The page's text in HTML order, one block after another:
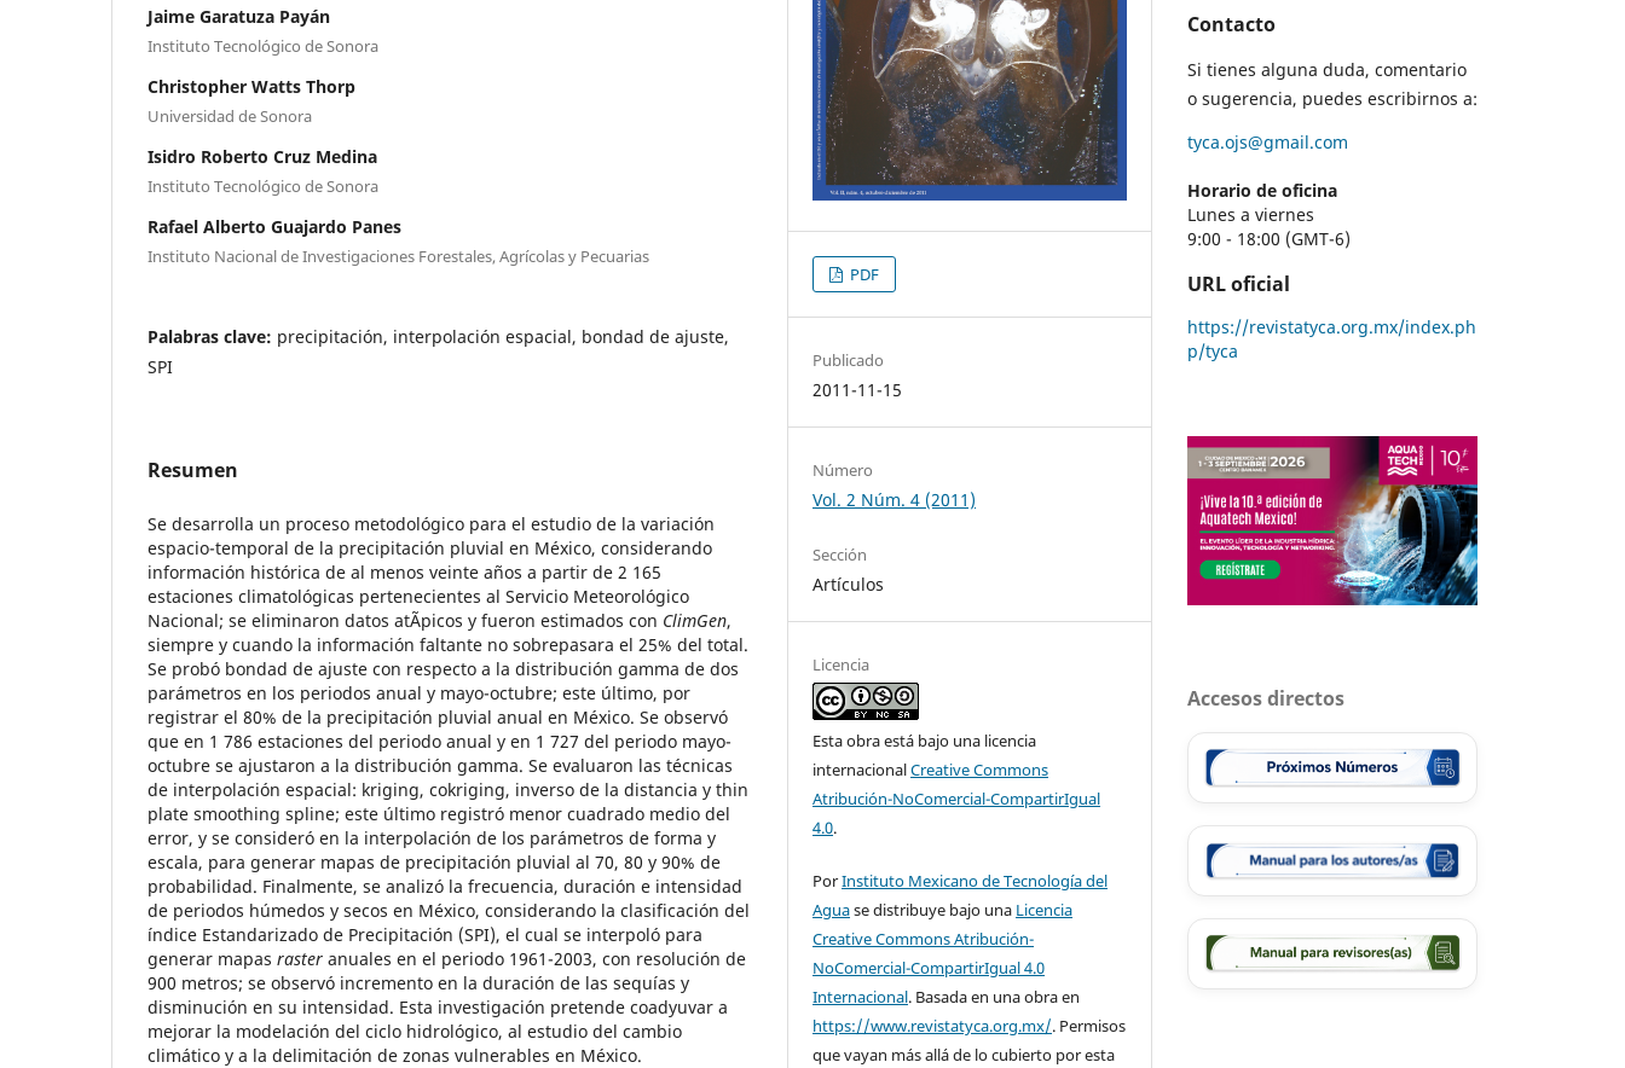
Jaime Garatuza Payán
Instituto Tecnológico de Sonora
Christopher Watts Thorp
Universidad de Sonora
Isidro Roberto Cruz Medina
Instituto Tecnológico de Sonora
Rafael Alberto Guajardo Panes
Instituto Nacional de Investigaciones Forestales, Agrícolas y Pecuarias
Palabras clave: precipitación, interpolación espacial, bondad de ajuste,
SPI
Resumen
Se desarrolla un proceso metodológico para el estudio de la variación
espacio-temporal de la precipitación pluvial en México, considerando
información histórica de al menos veinte años a partir de 2 165
estaciones climatológicas pertenecientes al Servicio Meteorológico
Nacional; se eliminaron datos atÃ­picos y fueron estimados con ClimGen,
siempre y cuando la información faltante no sobrepasara el 25% del total.
Se probó bondad de ajuste con respecto a la distribución gamma de dos
parámetros en los periodos anual y mayo-octubre; este último, por
registrar el 80% de la precipitación pluvial anual en México. Se observó
que en 1 786 estaciones del periodo anual y en 1 727 del periodo mayo-
octubre se ajustaron a la distribución gamma. Se evaluaron las técnicas
de interpolación espacial: kriging, cokriging, inverso de la distancia y thin
plate smoothing spline; este último registró menor cuadrado medio del
error, y se consideró en la interpolación de los parámetros de forma y
escala, para generar mapas de precipitación pluvial al 70, 80 y 90% de
probabilidad. Finalmente, se analizó la frecuencia, duración e intensidad
de periodos húmedos y secos en México, considerando la clasificación del
índice Estandarizado de Precipitación (SPI), el cual se interpoló para
generar mapas raster anuales en el periodo 1961-2003, con resolución de
900 metros; se observó incremento en la duración de las sequías y
disminución en su intensidad. Esta investigación pretende coadyuvar a
mejorar la modelación del ciclo hidrológico, al estudio del cambio
climático y a la delimitación de zonas vulnerables en México.
PDF
Publicado
2011-11-15
Número
Vol. 2 Núm. 4 (2011)
Sección
Artículos
Licencia
Esta obra está bajo una licencia
internacionalCreative Commons
Atribución-NoComercial-CompartirIgual
4.0.
PorInstituto Mexicano de Tecnología del
Aguase distribuye bajo una Licencia
Creative Commons Atribución-
NoComercial-CompartirIgual 4.0
Internacional. Basada en una obra en
https://www.revistatyca.org.mx/. Permisos
que vayan más allá de lo cubierto por esta
Contacto
Si tienes alguna duda, comentario
o sugerencia, puedes escribirnos a:
tyca.ojs@gmail.com
Horario de oficina
Lunes a viernes
9:00 - 18:00 (GMT-6)
URL oficial
https://revistatyca.org.mx/index.ph
p/tyca
Accesos directos